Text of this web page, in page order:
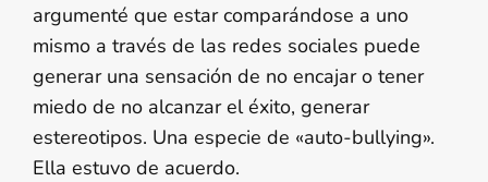
argumenté que estar comparándose a uno
mismo a través de las redes sociales puede
generar una sensación de no encajar o tener
miedo de no alcanzar el éxito, generar
estereotipos. Una especie de «auto-bullying».
Ella estuvo de acuerdo.